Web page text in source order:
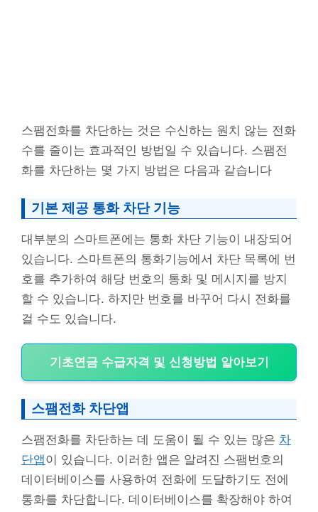
스팸전화를 차단하는 것은 수신하는 원치 않는 전화
수를 줄이는 효과적인 방법일 수 있습니다. 스팸전
화를 차단하는 몇 가지 방법은 다음과 같습니다
기본 제공 통화 차단 기능
대부분의 스마트폰에는 통화 차단 기능이 내장되어
있습니다. 스마트폰의 통화기능에서 차단 목록에 번
호를 추가하여 해당 번호의 통화 및 메시지를 방지
할 수 있습니다. 하지만 번호를 바꾸어 다시 전화를
걸 수도 있습니다.
기초연금 수급자격 및 신청방법 알아보기
스팸전화 차단앱
스팸전화를 차단하는 데 도움이 될 수 있는 많은 차
단앱이 있습니다. 이러한 앱은 알려진 스팸번호의
데이터베이스를 사용하여 전화에 도달하기도 전에
통화를 차단합니다. 데이터베이스를 확장해야 하여